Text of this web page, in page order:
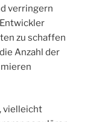
verringern
zu schaffen
Anzahl der
vielleicht